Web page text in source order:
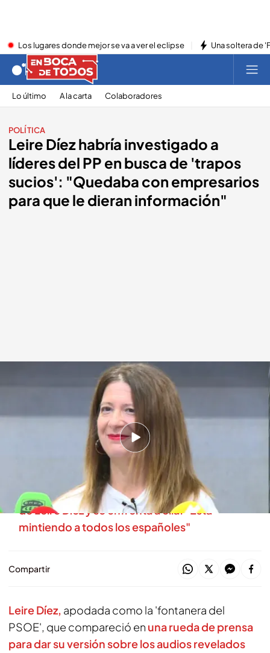
Los lugares donde mejor se va a ver el eclipse Una soltera de
Lo último A la carta Colaboradores
POLÍTICA
Leire Díez habría investigado a
líderes del PP en busca de 'trapos
sucios': "Quedaba con empresarios
para que le dieran información"
Leire Díez, exdiputada del PSOE.cuatro.com
En boca de todos
19 JUN 2025 - 14:23h.
'La fontanera' de Sánchez investigó a Feijóo y a
Ayuso por orden de Ferraz, según 'El Español'
Víctor de Aldama revienta la rueda de prensa
de Leire Díez y se enfrenta a ella: "Está
mintiendo a todos los españoles"
Compartir
Leire Díez, apodada como la 'fontanera del
PSOE', que compareció en una rueda de prensa
para dar su versión sobre los audios revelados